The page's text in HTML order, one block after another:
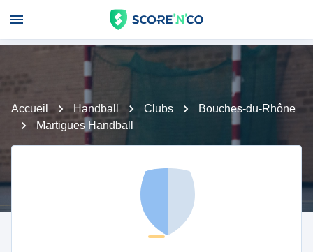
Accueil Handball Clubs
Bouches-du-Rhône
Martigues Handball